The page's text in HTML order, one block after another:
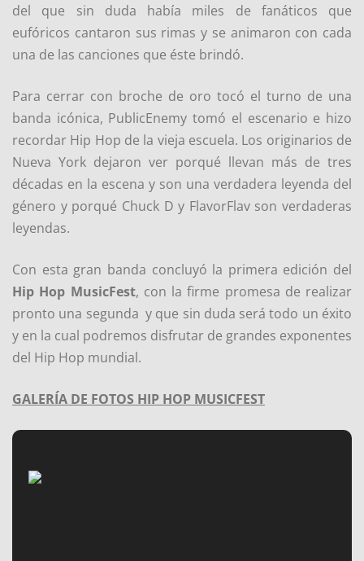
del que sin duda había miles de fanáticos que
eufóricos cantaron sus rimas y se animaron con cada
una de las canciones que éste brindó.
Para cerrar con broche de oro tocó el turno de una
banda icónica, PublicEnemy tomó el escenario e hizo
recordar Hip Hop de la vieja escuela. Los originarios de
Nueva York dejaron ver porqué llevan más de tres
décadas en la escena y son una verdadera leyenda del
género y porqué Chuck D y FlavorFlav son verdaderas
leyendas.
Con esta gran banda concluyó la primera edición del
Hip Hop MusicFest, con la firme promesa de realizar
pronto una segunda y que sin duda será todo un éxito
y en la cual podremos disfrutar de grandes exponentes
del Hip Hop mundial.
GALERÍA DE FOTOS HIP HOP MUSICFEST